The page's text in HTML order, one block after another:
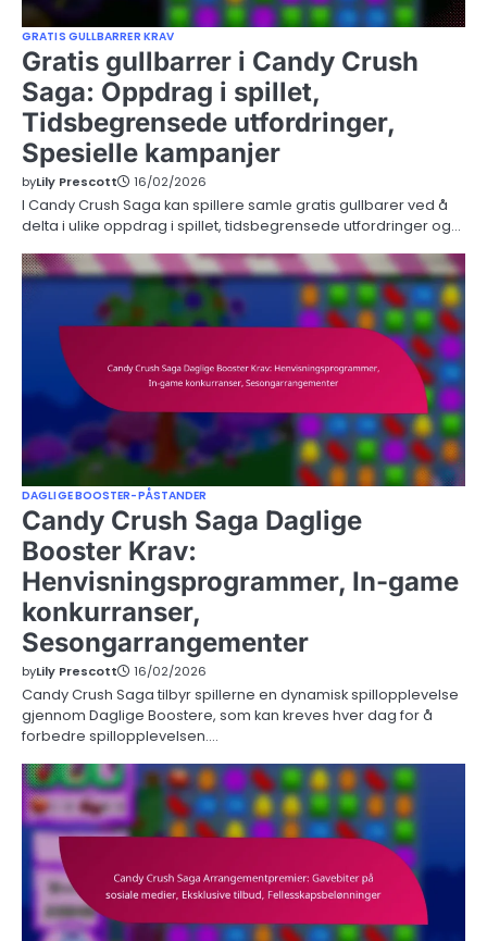
GRATIS GULLBARRER KRAV
Gratis gullbarrer i Candy Crush
Saga: Oppdrag i spillet,
Tidsbegrensede utfordringer,
Spesielle kampanjer
byLily Prescott 16/02/2026
I Candy Crush Saga kan spillere samle gratis gullbarer ved å
delta i ulike oppdrag i spillet, tidsbegrensede utfordringer og…
DAGLIGE BOOSTER-PÅSTANDER
Candy Crush Saga Daglige
Booster Krav:
Henvisningsprogrammer, In-game
konkurranser,
Sesongarrangementer
byLily Prescott 16/02/2026
Candy Crush Saga tilbyr spillerne en dynamisk spillopplevelse
gjennom Daglige Boostere, som kan kreves hver dag for å
forbedre spillopplevelsen.…